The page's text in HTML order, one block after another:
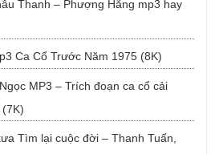
Thanh – Phượng Hằng mp3 hay
Ca Cổ Trước Năm 1975 (8K)
MP3 – Trích đoạn ca cổ cải
Tìm lại cuộc đời – Thanh Tuấn,